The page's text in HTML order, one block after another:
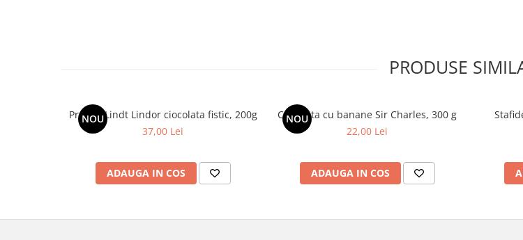
PRODUSE
NOU
Praline Lindt Lindor ciocolata fistic, 200g
37,00 Lei
ADAUGA IN COS
NOU
Ciocolata cu banane Sir Charles, 300 g
22,00 Lei
ADAUGA IN COS